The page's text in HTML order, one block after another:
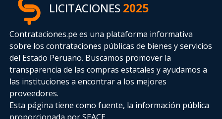
LICITACIONES2025
Contrataciones.pe es una plataforma informativa
sobre los contrataciones públicas de bienes y servicios
del Estado Peruano. Buscamos promover la
transparencia de las compras estatalesy ayudamos a
las instituciones a encontrar a los mejores
proveedores.
Esta página tiene como fuente, la información pública